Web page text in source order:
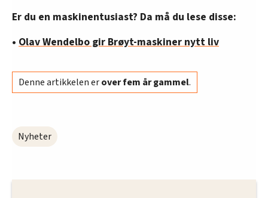
Er du en maskinentusiast? Da må du lese disse:
• Olav Wendelbo gir Brøyt-maskiner nytt liv
Denne artikkelen erover fem år gammel.
Nyheter